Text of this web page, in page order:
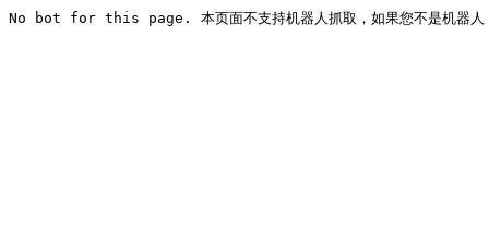
No bot for this page. 本页面不支持机器人抓取，如果您不是机器人，